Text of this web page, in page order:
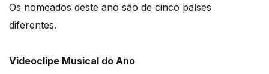
Os nomeados deste ano são de cinco países
diferentes.
Videoclipe Musical do Ano